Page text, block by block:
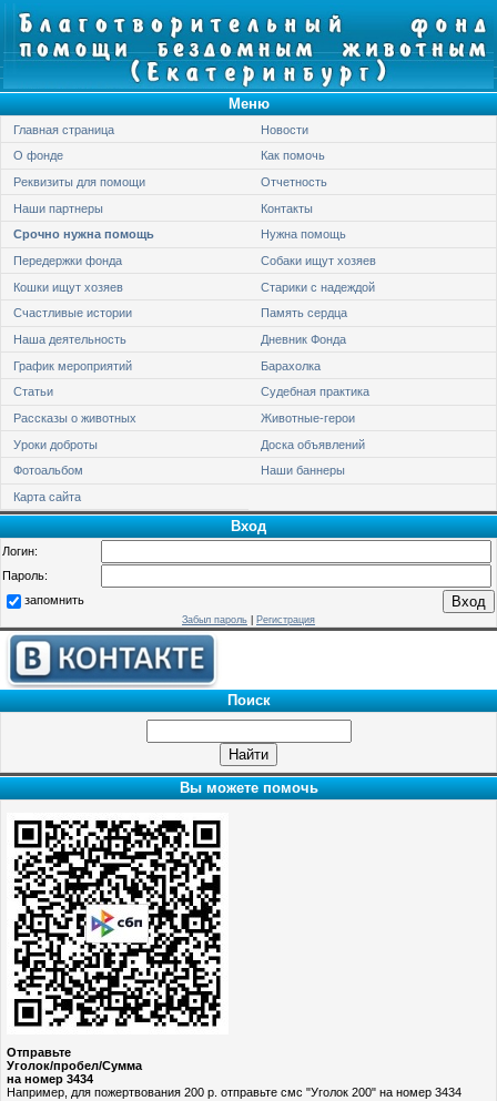
Меню
Главная страница
Новости
О фонде
Как помочь
Реквизиты для помощи
Отчетность
Наши партнеры
Контакты
Срочно нужна помощь
Нужна помощь
Передержки фонда
Собаки ищут хозяев
Кошки ищут хозяев
Старики с надеждой
Счастливые истории
Память сердца
Наша деятельность
Дневник Фонда
График мероприятий
Барахолка
Статьи
Судебная практика
Рассказы о животных
Животные-герои
Уроки доброты
Доска объявлений
Фотоальбом
Наши баннеры
Карта сайта
Вход
Логин:
Пароль:
запомнить
Забыл пароль Регистрация
Поиск
Вы можете помочь
Отправьте
Уголок/пробел/Сумма
на номер 3434
Например, для пожертвования 200 р. отправьте смс "Уголок 200" на номер 3434